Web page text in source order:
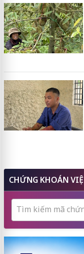
CHỨNG KHOÁN
Tìm kiếm mã